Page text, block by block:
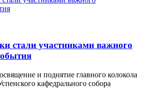
стали участниками важного
и поднятие главного колокола
кафедрального собора